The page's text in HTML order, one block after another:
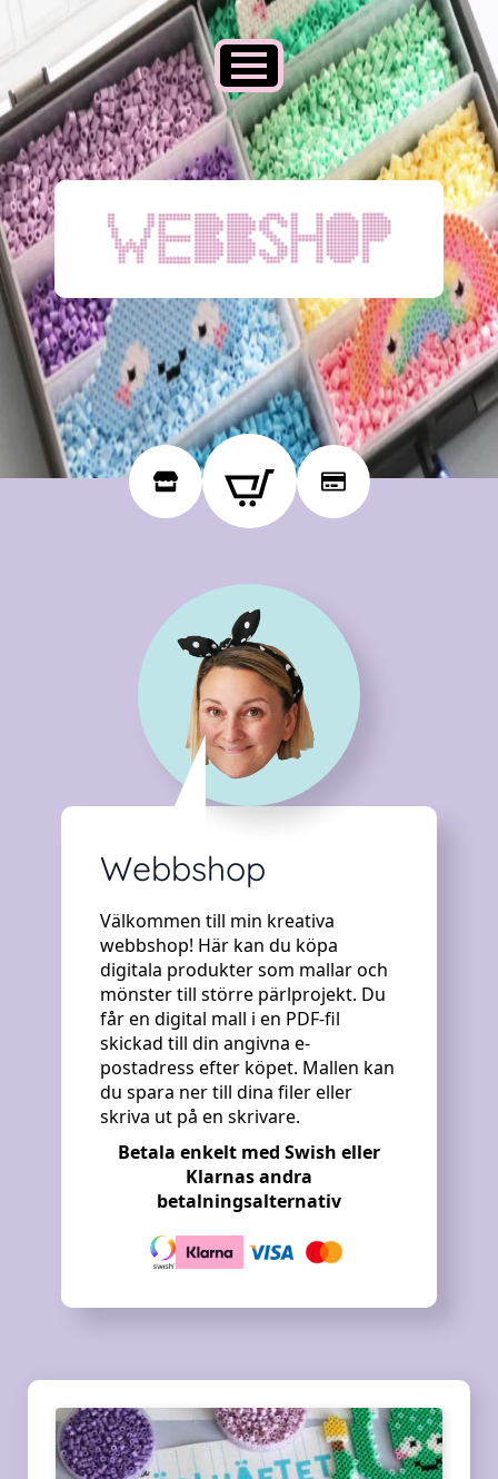
Webbshop
Välkommen till min kreativa
webbshop! Här kan du köpa
digitala produkter som mallar och
mönster till större pärlprojekt. Du
får en digital mall i en PDF-fil
skickad till din angivna e-
postadress efter köpet. Mallen kan
du spara ner till dina filer eller
skriva ut på en skrivare.
Betala enkelt med Swish eller
Klarnas andra
betalningsalternativ